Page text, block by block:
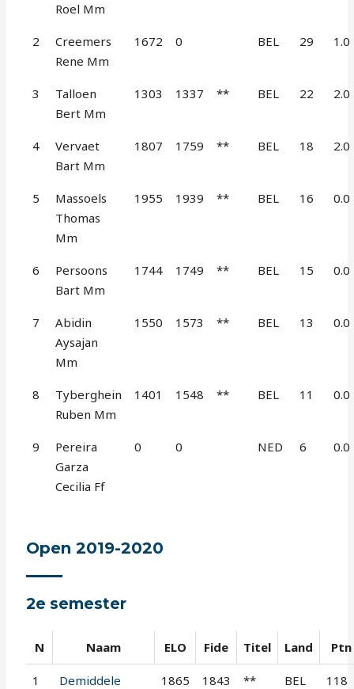
Roel Mm
2
Creemers
Rene Mm
1672 0 BEL 29 1.0
3
Talloen
Bert Mm
1303 1337 ** BEL 22 2.0
4
Vervaet
Bart Mm
1807 1759 ** BEL 18 2.0
5
Massoels
Thomas
Mm
1955 1939 ** BEL 16 0.0
6
Persoons
Bart Mm
1744 1749 ** BEL 15 0.0
7
Abidin
Aysajan
Mm
1550 1573 ** BEL 13 0.0
8
Tyberghein
Ruben Mm
1401 1548 ** BEL 11 0.0
9
Pereira
Garza
Cecilia Ff
0 0 NED 6 0.0
Open 2019-2020
2e semester
N Naam ELO Fide Titel Land Ptn
1
Demiddele
1865 1843 ** BEL 118